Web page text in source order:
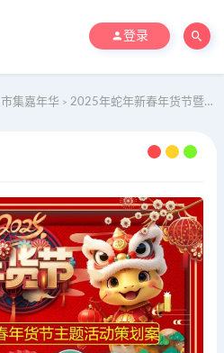
登录
市集嘉年华 > 2025年蛇年新春年货节暨市集游园会主题活动策划方案